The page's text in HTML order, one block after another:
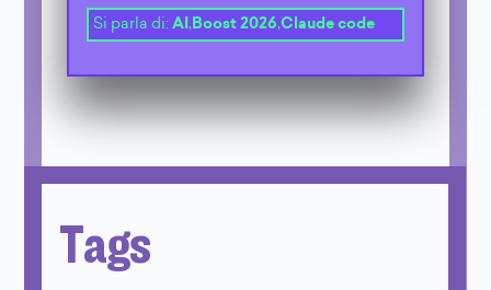
Si parla di: AI ,Boost 2026,Claude code
Tags